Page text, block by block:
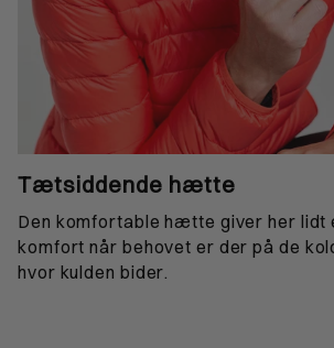
Tætsiddende hætte
Den komfortable hætte giver her lidt
komfort når behovet er der på de
hvor kulden bider.